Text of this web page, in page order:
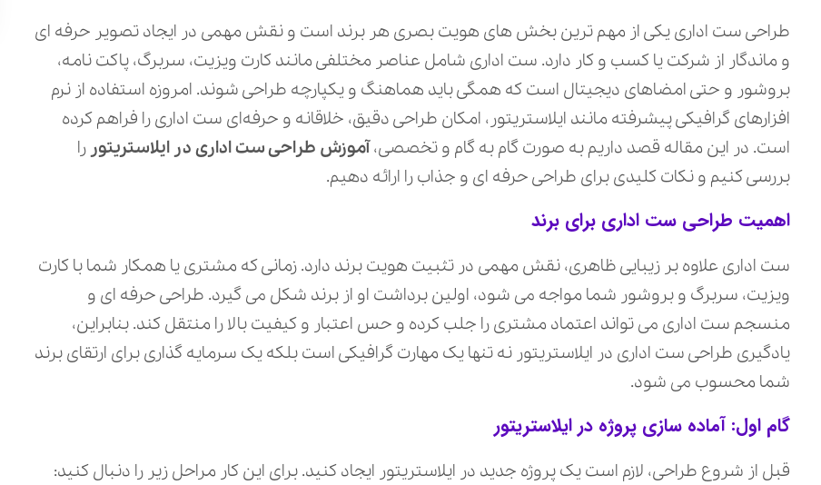
طراحی ست اداری یکی از مهم‌ ترین بخش‌ های هویت بصری هر برند است و نقش مهمی در ایجاد تصویر حرفه‌ ای
و ماندگار از شرکت یا کسب‌ و کار دارد. ست اداری شامل عناصر مختلفی مانند کارت ویزیت، سربرگ، پاکت نامه،
بروشور و حتی امضاهای دیجیتال است که همگی باید هماهنگ و یکپارچه طراحی شوند. امروزه استفاده از نرم‌
افزارهای گرافیکی پیشرفته مانند ایلاستریتور، امکان طراحی دقیق، خلاقانه و حرفه‌ای ست اداری را فراهم کرده
است. در این مقاله قصد داریم به صورت گام‌ به‌ گام و تخصصی،آموزش طراحی ست اداری در ایلاستریتوررا
بررسی کنیم و نکات کلیدی برای طراحی حرفه‌ ای و جذاب را ارائه دهیم.
اهمیت طراحی ست اداری برای برند
ست اداری علاوه بر زیبایی ظاهری، نقش مهمی در تثبیت هویت برند دارد. زمانی که مشتری یا همکار شما با کارت
ویزیت، سربرگ و بروشور شما مواجه می‌ شود، اولین برداشت او از برند شکل می‌ گیرد. طراحی حرفه‌ ای و
منسجم ست اداری می‌ تواند اعتماد مشتری را جلب کرده و حس اعتبار و کیفیت بالا را منتقل کند. بنابراین،
یادگیری طراحی ست اداری در ایلاستریتور نه تنها یک مهارت گرافیکی است بلکه یک سرمایه‌ گذاری برای ارتقای برند
شما محسوب می‌ شود.
گام اول: آماده‌ سازی پروژه در ایلاستریتور
قبل از شروع طراحی، لازم است یک پروژه جدید در ایلاستریتور ایجاد کنید. برای این کار مراحل زیر را دنبال کنید: